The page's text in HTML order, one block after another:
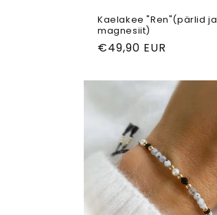
Kaelakee "Ren"(pärlid ja
magnesiit)
Tavahind
€49,90 EUR